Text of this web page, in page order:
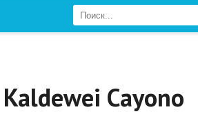
Cayono